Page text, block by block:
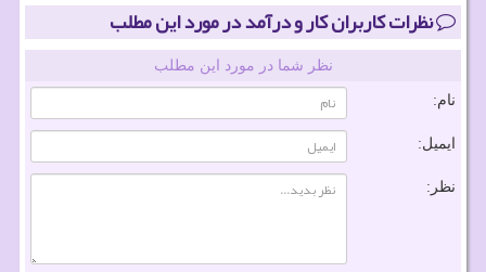
نظرات کاربران کار و درآمد در مورد این مطلب
نظر شما در مورد این مطلب
نام:
ایمیل:
نظر: